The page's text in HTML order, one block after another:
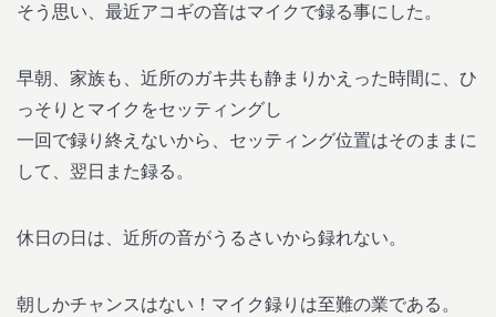
そう思い、最近アコギの音はマイクで録る事にした。
早朝、家族も、近所のガキ共も静まりかえった時間に、ひ
っそりとマイクをセッティングし
一回で録り終えないから、セッティング位置はそのままに
して、翌日また録る。
休日の日は、近所の音がうるさいから録れない。
朝しかチャンスはない！マイク録りは至難の業である。